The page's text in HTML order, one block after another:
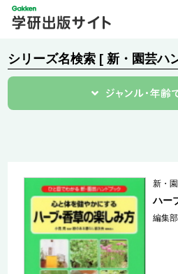
シリーズ名検索 [ 新・園芸ハ
新・
ハー
編集部